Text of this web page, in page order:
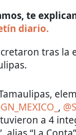
te
diario.
tras la
,
a 4